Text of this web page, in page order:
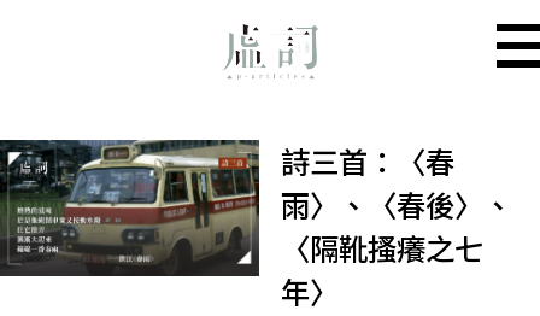
詩三首：〈春
雨〉、〈春後〉、
〈隔靴搔癢之七
年〉